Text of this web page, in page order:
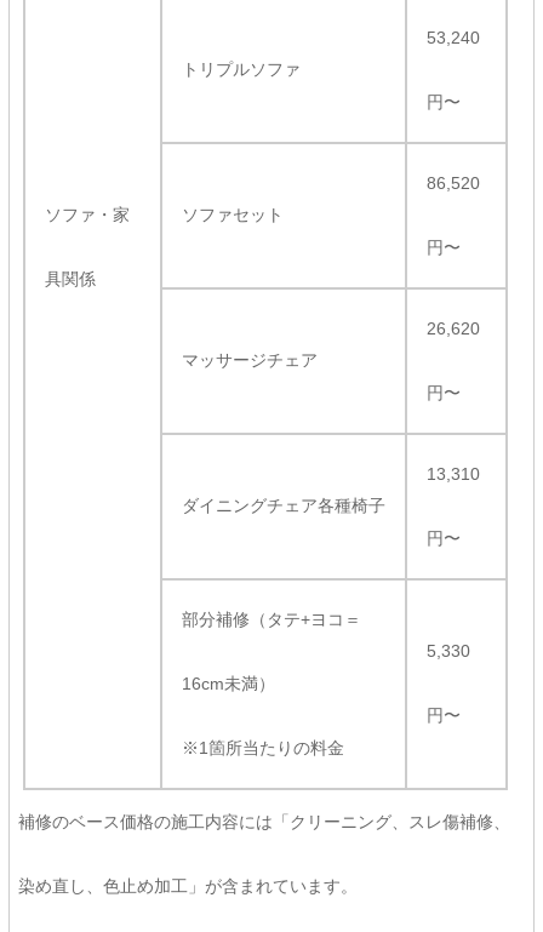
ソファ・家
具関係
トリプルソファ
53,240
円〜
ソファセット
86,520
円〜
マッサージチェア
26,620
円〜
ダイニングチェア各種椅子
13,310
円〜
部分補修（タテ+ヨコ＝
16cm未満）
※1箇所当たりの料金
5,330
円〜
補修のベース価格の施工内容には「クリーニング、スレ傷補修、
染め直し、色止め加工」が含まれています。